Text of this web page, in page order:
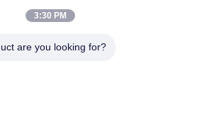
κοπτήρα - Ρυθμίζοντας 3/8-24 νήμα
3:30 PM
are you looking for?